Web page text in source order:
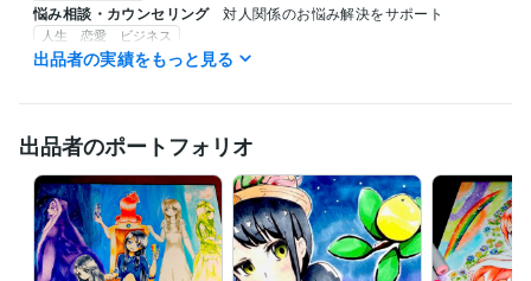
悩み相談・カウンセリング 対人関係のお悩み解決をサポート
人生 恋愛 ビジネス
ライティング・翻訳 対人関係、生き方に関する記事作成
出品者の実績をもっと見る
出品者のポートフォリオ